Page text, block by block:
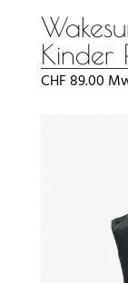
Kinder
CHF89.00